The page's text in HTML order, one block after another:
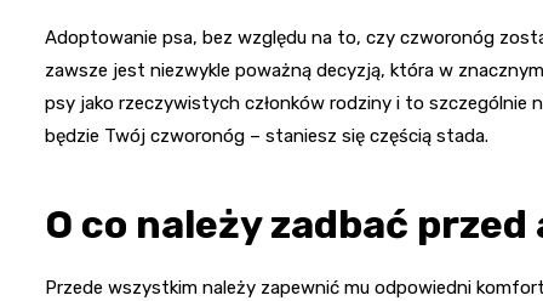
Adoptowanie psa, bez względu na to, czy czworonóg
zawsze jest niezwykle poważną decyzją, która w
psy jako rzeczywistych członków rodziny i to szczególnie
będzie Twój czworonóg – staniesz się częścią stada.
O co należy zadbać
Przede wszystkim należy zapewnić mu odpowiedni